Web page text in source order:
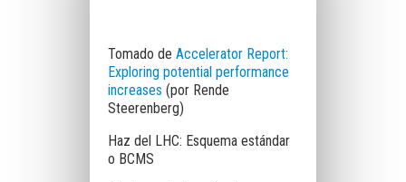
Tomado de Accelerator Report:
Exploring potential performance
increases (por Rende
Steerenberg)
Haz del LHC: Esquema estándar
o BCMS